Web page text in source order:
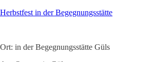
Herbstfest in der Begegnungsstätte
Ort: in der Begegnungsstätte Güls